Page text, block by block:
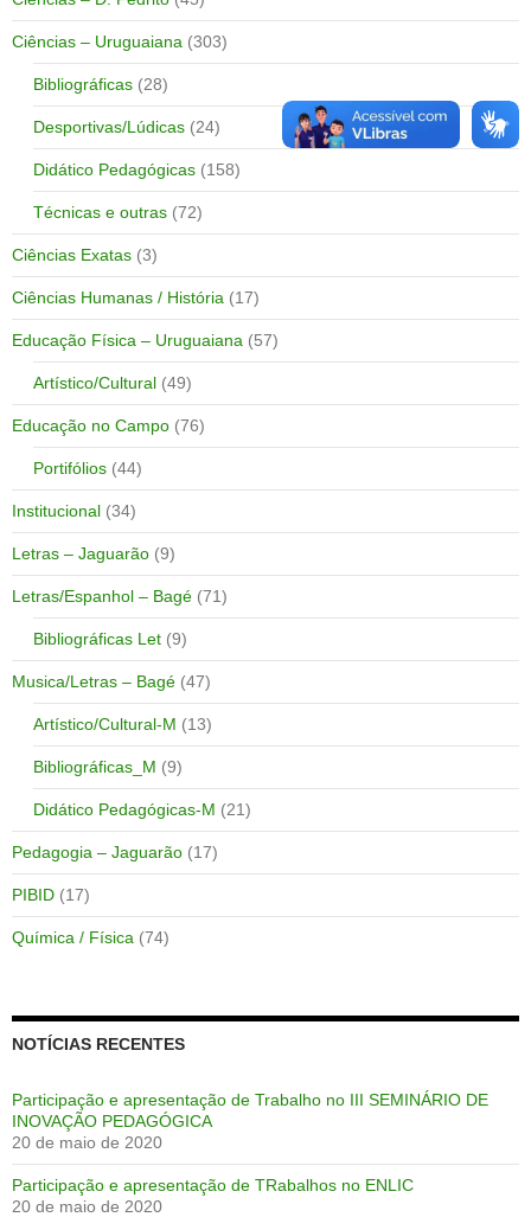
Ciências – Uruguaiana (303)
Bibliográficas (28)
Desportivas/Lúdicas (24)
Didático Pedagógicas (158)
Técnicas e outras (72)
Ciências Exatas (3)
Ciências Humanas / História (17)
Educação Física – Uruguaiana (57)
Artístico/Cultural (49)
Educação no Campo (76)
Portifólios (44)
Institucional (34)
Letras – Jaguarão (9)
Letras/Espanhol – Bagé (71)
Bibliográficas Let (9)
Musica/Letras – Bagé (47)
Artístico/Cultural-M (13)
Bibliográficas_M (9)
Didático Pedagógicas-M (21)
Pedagogia – Jaguarão (17)
PIBID (17)
Química / Física (74)
NOTÍCIAS RECENTES
Participação e apresentação de Trabalho no III SEMINÁRIO DE
INOVAÇÃO PEDAGÓGICA
20 de maio de 2020
Participação e apresentação de TRabalhos no ENLIC
20 de maio de 2020